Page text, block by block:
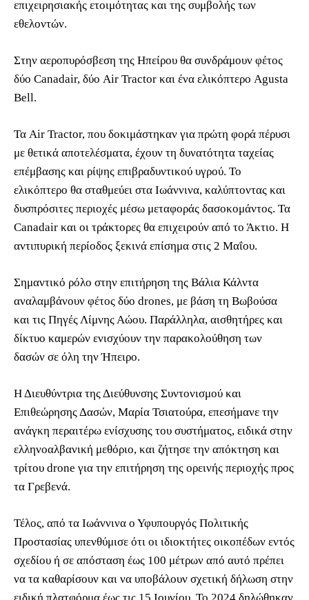
επιχειρησιακής ετοιμότητας και της συμβολής των
εθελοντών.
Στην αεροπυρόσβεση της Ηπείρου θα συνδράμουν φέτος
δύο Canadair, δύο Air Tractor και ένα ελικόπτερο Agusta
Bell.
Τα Air Tractor, που δοκιμάστηκαν για πρώτη φορά πέρυσι
με θετικά αποτελέσματα, έχουν τη δυνατότητα ταχείας
επέμβασης και ρίψης επιβραδυντικού υγρού. Το
ελικόπτερο θα σταθμεύει στα Ιωάννινα, καλύπτοντας και
δυσπρόσιτες περιοχές μέσω μεταφοράς δασοκομάντος. Τα
Canadair και οι τράκτορες θα επιχειρούν από το Άκτιο. Η
αντιπυρική περίοδος ξεκινά επίσημα στις 2 Μαΐου.
Σημαντικό ρόλο στην επιτήρηση της Βάλια Κάλντα
αναλαμβάνουν φέτος δύο drones, με βάση τη Βωβούσα
και τις Πηγές Λίμνης Αώου. Παράλληλα, αισθητήρες και
δίκτυο καμερών ενισχύουν την παρακολούθηση των
δασών σε όλη την Ήπειρο.
Η Διευθύντρια της Διεύθυνσης Συντονισμού και
Επιθεώρησης Δασών, Μαρία Τσιατούρα, επεσήμανε την
ανάγκη περαιτέρω ενίσχυσης του συστήματος, ειδικά στην
ελληνοαλβανική μεθόριο, και ζήτησε την απόκτηση και
τρίτου drone για την επιτήρηση της ορεινής περιοχής προς
τα Γρεβενά.
Τέλος, από τα Ιωάννινα ο Υφυπουργός Πολιτικής
Προστασίας υπενθύμισε ότι οι ιδιοκτήτες οικοπέδων εντός
σχεδίου ή σε απόσταση έως 100 μέτρων από αυτό πρέπει
να τα καθαρίσουν και να υποβάλουν σχετική δήλωση στην